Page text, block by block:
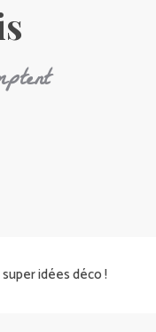
idées déco !